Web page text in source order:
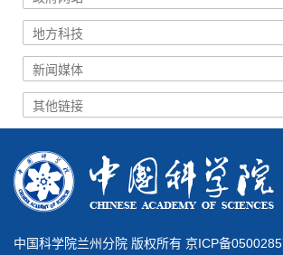
中国科学院兰州分院 版权所有 京ICP备